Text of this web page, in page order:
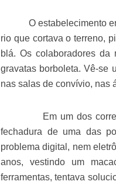
O estabelecimento era
rio que cortava o terreno,
blá. Os colaboradores da
gravatas borboleta. Vê-se
nas salas de convívio, nas
Em um dos
fechadura de uma das
problema digital, nem
anos, vestindo um
ferramentas, tentava